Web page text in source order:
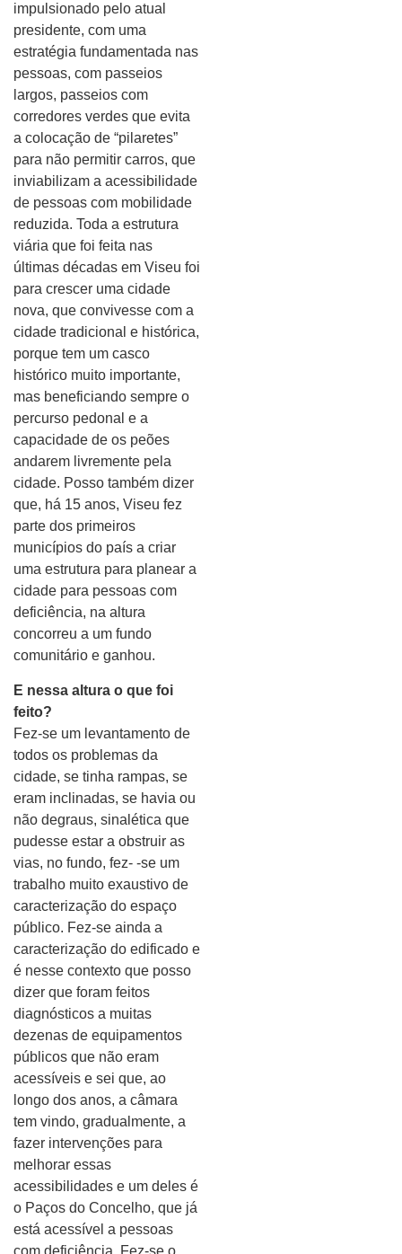
impulsionado pelo atual
presidente, com uma
estratégia fundamentada nas
pessoas, com passeios
largos, passeios com
corredores verdes que evita
a colocação de “pilaretes”
para não permitir carros, que
inviabilizam a acessibilidade
de pessoas com mobilidade
reduzida. Toda a estrutura
viária que foi feita nas
últimas décadas em Viseu foi
para crescer uma cidade
nova, que convivesse com a
cidade tradicional e histórica,
porque tem um casco
histórico muito importante,
mas beneficiando sempre o
percurso pedonal e a
capacidade de os peões
andarem livremente pela
cidade. Posso também dizer
que, há 15 anos, Viseu fez
parte dos primeiros
municípios do país a criar
uma estrutura para planear a
cidade para pessoas com
deficiência, na altura
concorreu a um fundo
comunitário e ganhou.
E nessa altura o que foi
feito?
Fez-se um levantamento de
todos os problemas da
cidade, se tinha rampas, se
eram inclinadas, se havia ou
não degraus, sinalética que
pudesse estar a obstruir as
vias, no fundo, fez- -se um
trabalho muito exaustivo de
caracterização do espaço
público. Fez-se ainda a
caracterização do edificado e
é nesse contexto que posso
dizer que foram feitos
diagnósticos a muitas
dezenas de equipamentos
públicos que não eram
acessíveis e sei que, ao
longo dos anos, a câmara
tem vindo, gradualmente, a
fazer intervenções para
melhorar essas
acessibilidades e um deles é
o Paços do Concelho, que já
está acessível a pessoas
com deficiência. Fez-se o